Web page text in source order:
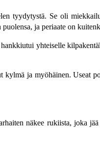
tyydytystä. Se oli
ja periaate on
yhteiselle
kylmä ja myöhäinen. Useat
näkee rukiista, joka